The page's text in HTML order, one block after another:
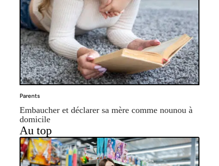
Parents
Embaucher et déclarer sa mère comme nounou à
domicile
Au top